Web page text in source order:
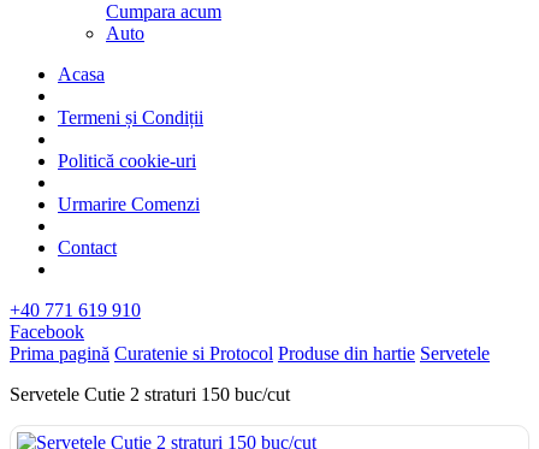
Cumpara acum
Auto
Acasa
Termeni și Condiții
Politică cookie-uri
Urmarire Comenzi
Contact
+40 771 619 910
Facebook
Prima pagină Curatenie si Protocol Produse din hartie Servetele
Servetele Cutie 2 straturi 150 buc/cut